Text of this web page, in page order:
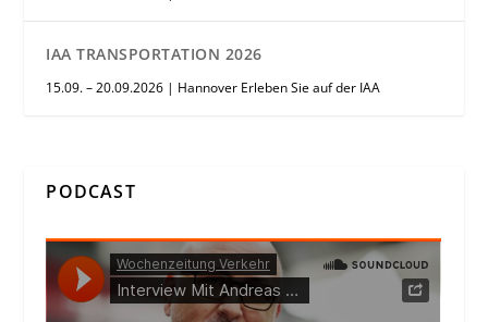
IAA TRANSPORTATION 2026
15.09. – 20.09.2026 | Hannover Erleben Sie auf der IAA
PODCAST